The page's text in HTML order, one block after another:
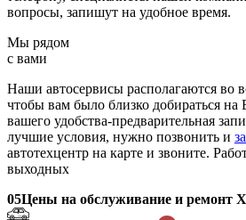
вопросы, запишут на удобное время.
Мы рядом
с вами
Наши автосервисы располагаются во
чтобы вам было близко добираться
вашего удобства-предварительная
лучшие условия, нужно позвонить и
автотехцентр на карте и звоните.
выходных
05Цены на обслуживание и ремонт